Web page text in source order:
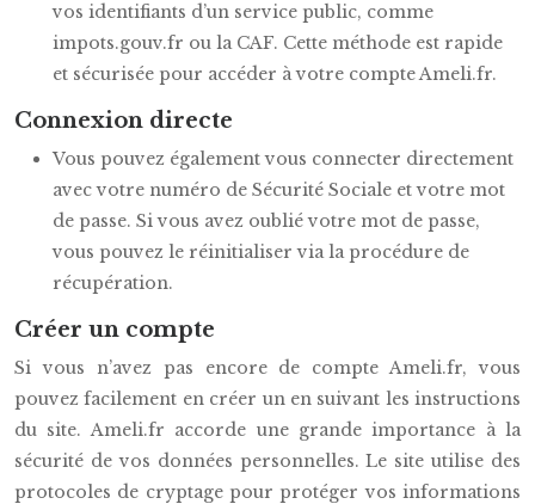
vos identifiants d’un service public, comme
impots.gouv.fr ou la CAF. Cette méthode est rapide
et sécurisée pour accéder à votre compte Ameli.fr.
Connexion directe
Vous pouvez également vous connecter directement
avec votre numéro de Sécurité Sociale et votre mot
de passe. Si vous avez oublié votre mot de passe,
vous pouvez le réinitialiser via la procédure de
récupération.
Créer un compte
Si vous n’avez pas encore de compte Ameli.fr, vous
pouvez facilement en créer un en suivant les instructions
du site. Ameli.fr accorde une grande importance à la
sécurité de vos données personnelles. Le site utilise des
protocoles de cryptage pour protéger vos informations